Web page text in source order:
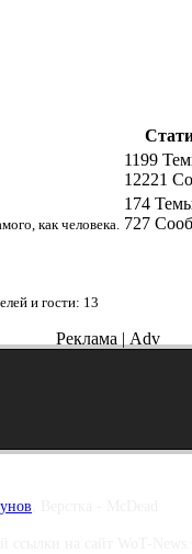
1199
12221
как человека.
174
727
и гости: 13
Реклама | Adv